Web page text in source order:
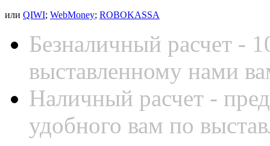
или QIWI; WebMoney; ROBOKASSA
Безналичный расчет -
выставленному нами
Наличный расчет -
удобного вам по